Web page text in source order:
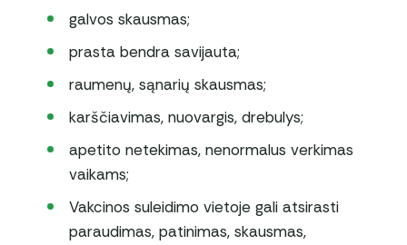
galvos skausmas;
prasta bendra savijauta;
raumenų, sąnarių skausmas;
karščiavimas, nuovargis, drebulys;
apetito netekimas, nenormalus verkimas
vaikams;
Vakcinos suleidimo vietoje gali atsirasti
paraudimas, patinimas, skausmas,